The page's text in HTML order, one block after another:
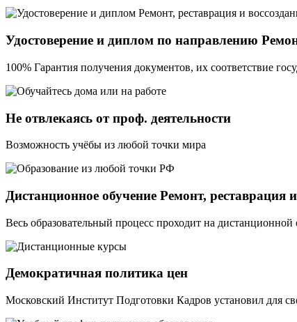
Удостоверение и диплом по направлению
100% Гарантия получения документов, их соответствие
Не отвлекаясь от проф. деятельности
Возможность учёбы из любой точки мира
Дистанционное обучение Ремонт, реставрация
Весь образовательный процесс проходит на дистанционной
Демократичная политика цен
Московский Институт Подготовки Кадров установил для